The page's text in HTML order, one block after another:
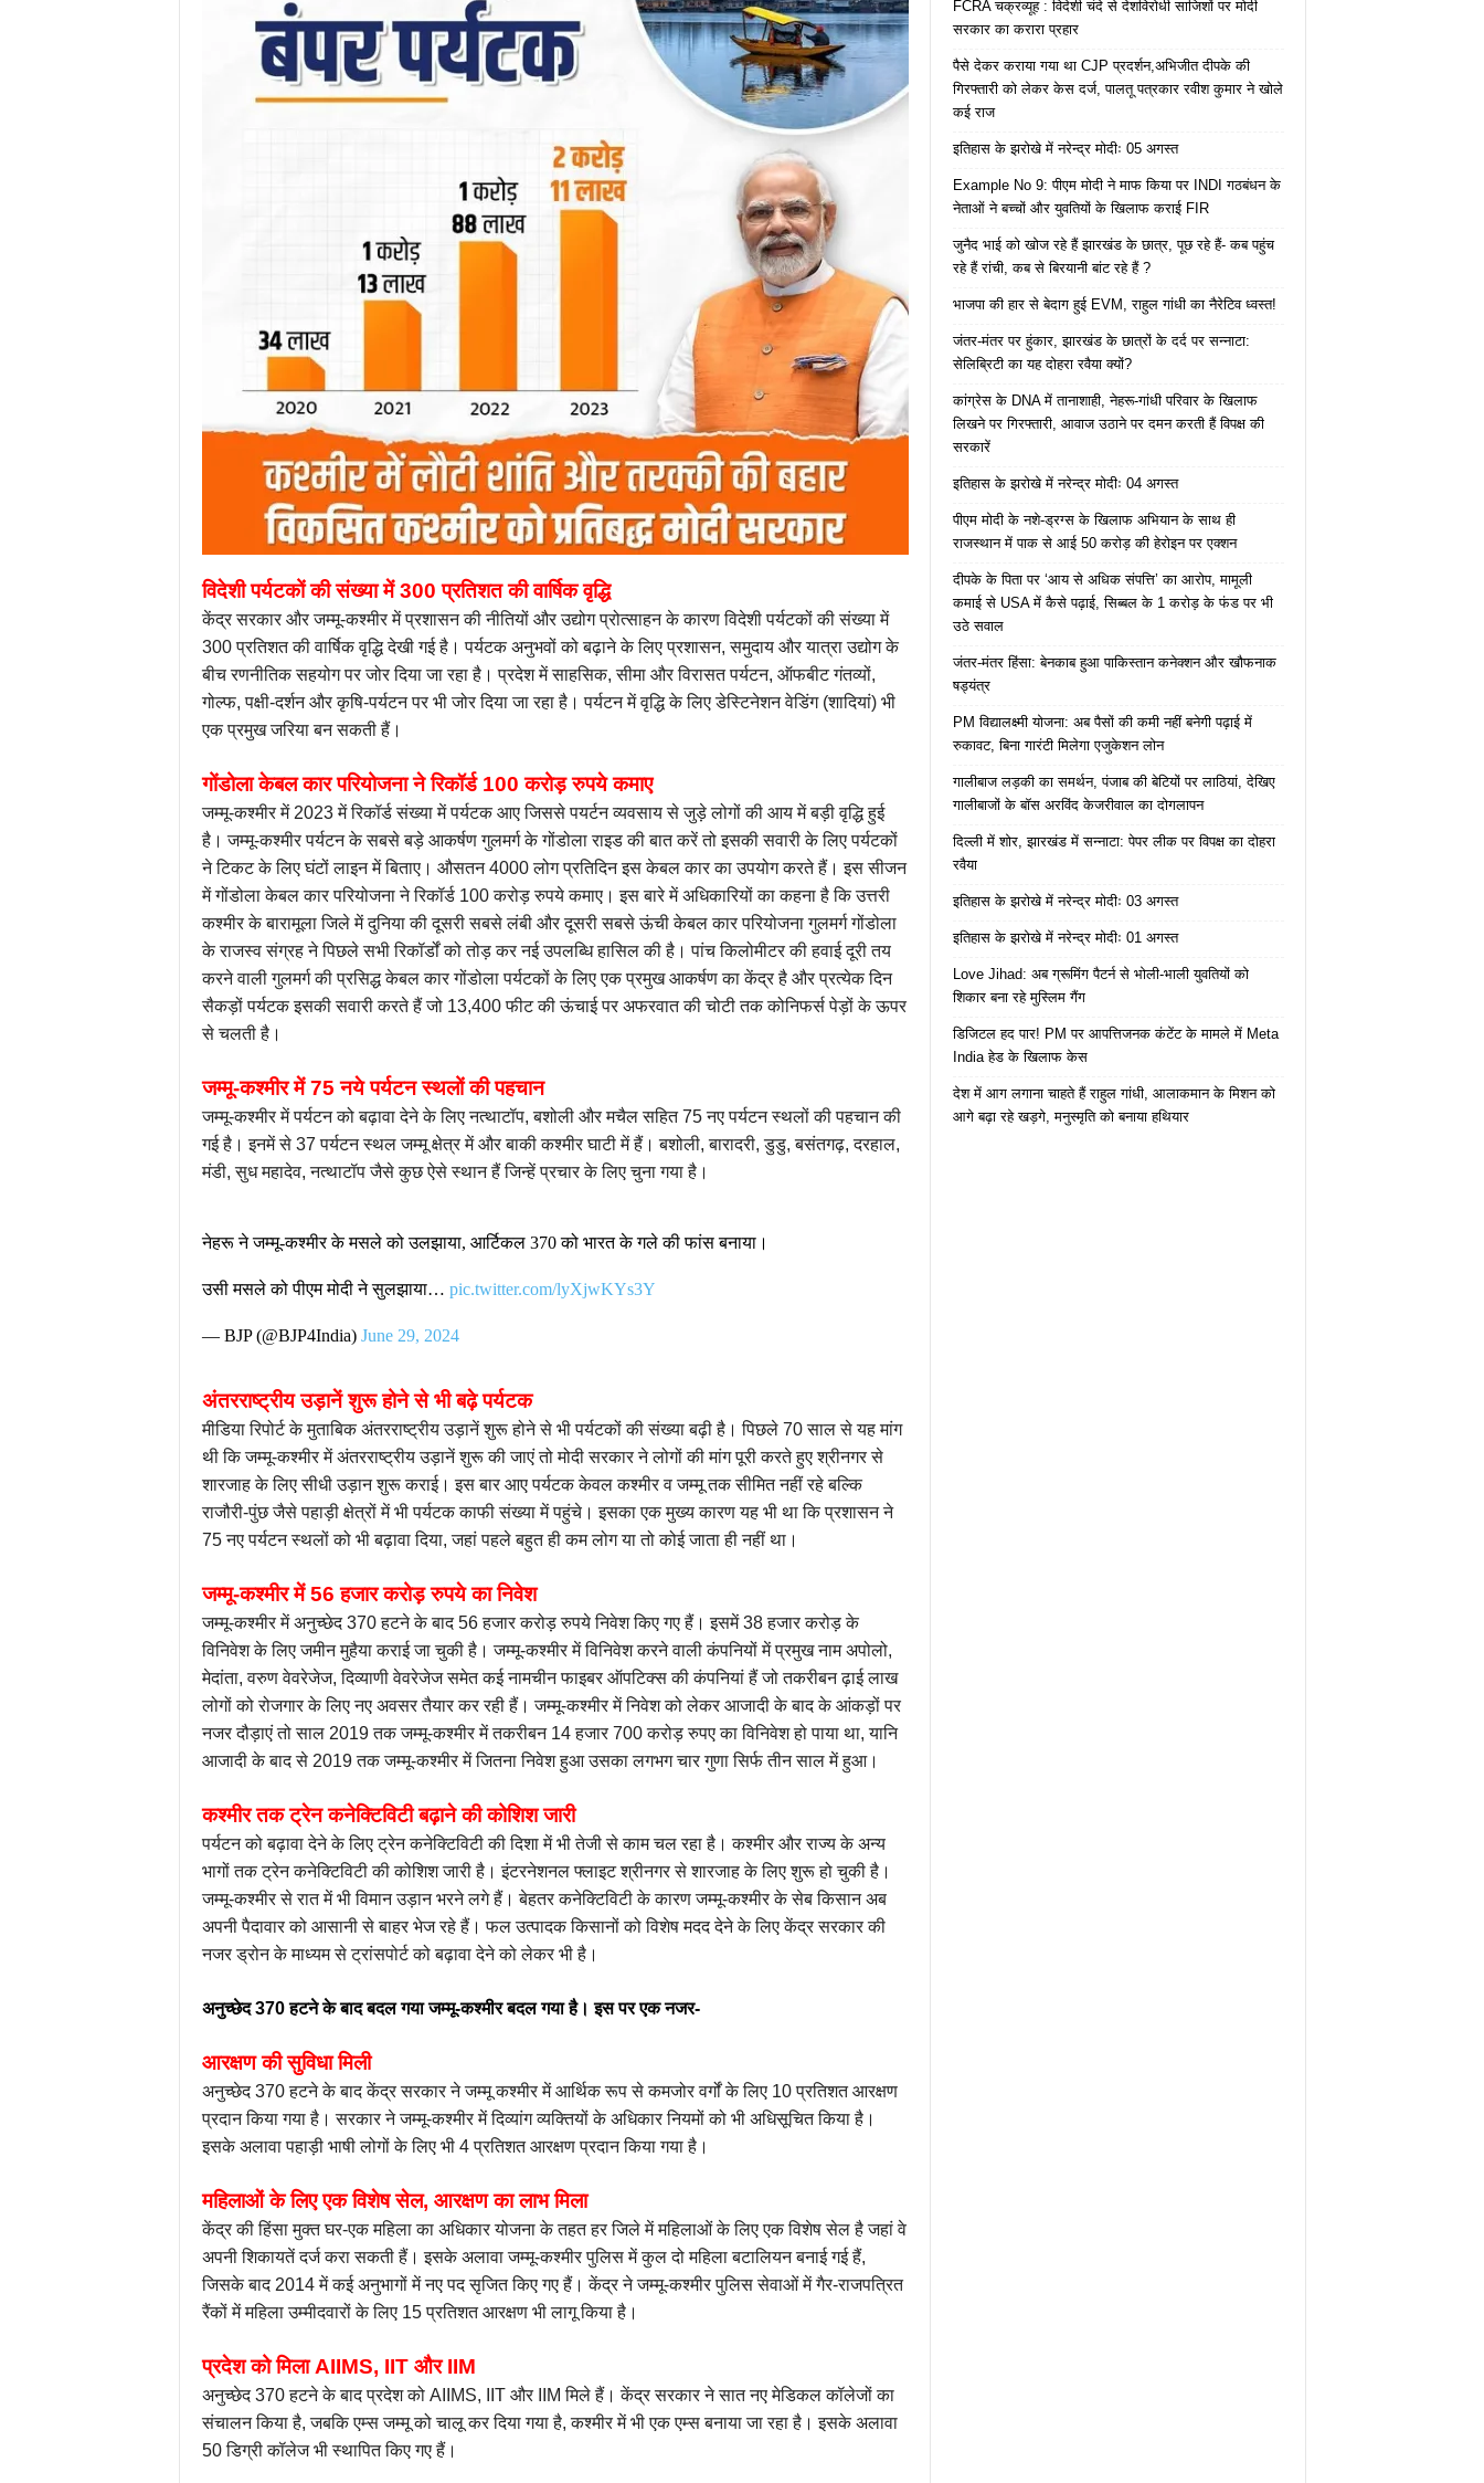
विदेशी पर्यटकों की संख्या में 300 प्रतिशत की वार्षिक वृद्धि
केंद्र सरकार और जम्मू-कश्मीर में प्रशासन की नीतियों और उद्योग प्रोत्साहन के कारण विदेशी पर्यटकों की संख्या में
300 प्रतिशत की वार्षिक वृद्धि देखी गई है। पर्यटक अनुभवों को बढ़ाने के लिए प्रशासन, समुदाय और यात्रा उद्योग के
बीच रणनीतिक सहयोग पर जोर दिया जा रहा है। प्रदेश में साहसिक, सीमा और विरासत पर्यटन, ऑफबीट गंतव्यों,
गोल्फ, पक्षी-दर्शन और कृषि-पर्यटन पर भी जोर दिया जा रहा है। पर्यटन में वृद्धि के लिए डेस्टिनेशन वेडिंग (शादियां) भी
एक प्रमुख जरिया बन सकती हैं।
गोंडोला केबल कार परियोजना ने रिकॉर्ड 100 करोड़ रुपये कमाए
जम्मू-कश्मीर में 2023 में रिकॉर्ड संख्या में पर्यटक आए जिससे पयर्टन व्यवसाय से जुड़े लोगों की आय में बड़ी वृद्धि हुई
है। जम्मू-कश्मीर पर्यटन के सबसे बड़े आकर्षण गुलमर्ग के गोंडोला राइड की बात करें तो इसकी सवारी के लिए पर्यटकों
ने टिकट के लिए घंटों लाइन में बिताए। औसतन 4000 लोग प्रतिदिन इस केबल कार का उपयोग करते हैं। इस सीजन
में गोंडोला केबल कार परियोजना ने रिकॉर्ड 100 करोड़ रुपये कमाए। इस बारे में अधिकारियों का कहना है कि उत्तरी
कश्मीर के बारामूला जिले में दुनिया की दूसरी सबसे लंबी और दूसरी सबसे ऊंची केबल कार परियोजना गुलमर्ग गोंडोला
के राजस्व संग्रह ने पिछले सभी रिकॉर्डों को तोड़ कर नई उपलब्धि हासिल की है। पांच किलोमीटर की हवाई दूरी तय
करने वाली गुलमर्ग की प्रसिद्ध केबल कार गोंडोला पर्यटकों के लिए एक प्रमुख आकर्षण का केंद्र है और प्रत्येक दिन
सैकड़ों पर्यटक इसकी सवारी करते हैं जो 13,400 फीट की ऊंचाई पर अफरवात की चोटी तक कोनिफर्स पेड़ों के ऊपर
से चलती है।
जम्मू-कश्मीर में 75 नये पर्यटन स्थलों की पहचान
जम्मू-कश्मीर में पर्यटन को बढ़ावा देने के लिए नत्थाटॉप, बशोली और मचैल सहित 75 नए पर्यटन स्थलों की पहचान की
गई है। इनमें से 37 पर्यटन स्थल जम्मू क्षेत्र में और बाकी कश्मीर घाटी में हैं। बशोली, बारादरी, डुडु, बसंतगढ़, दरहाल,
मंडी, सुध महादेव, नत्थाटॉप जैसे कुछ ऐसे स्थान हैं जिन्हें प्रचार के लिए चुना गया है।
नेहरू ने जम्मू-कश्मीर के मसले को उलझाया, आर्टिकल 370 को भारत के गले की फांस बनाया।
उसी मसले को पीएम मोदी ने सुलझाया… pic.twitter.com/lyXjwKYs3Y
— BJP (@BJP4India) June 29, 2024
अंतरराष्ट्रीय उड़ानें शुरू होने से भी बढ़े पर्यटक
मीडिया रिपोर्ट के मुताबिक अंतरराष्ट्रीय उड़ानें शुरू होने से भी पर्यटकों की संख्या बढ़ी है। पिछले 70 साल से यह मांग
थी कि जम्मू-कश्मीर में अंतरराष्ट्रीय उड़ानें शुरू की जाएं तो मोदी सरकार ने लोगों की मांग पूरी करते हुए श्रीनगर से
शारजाह के लिए सीधी उड़ान शुरू कराई। इस बार आए पर्यटक केवल कश्मीर व जम्मू तक सीमित नहीं रहे बल्कि
राजौरी-पुंछ जैसे पहाड़ी क्षेत्रों में भी पर्यटक काफी संख्या में पहुंचे। इसका एक मुख्य कारण यह भी था कि प्रशासन ने
75 नए पर्यटन स्थलों को भी बढ़ावा दिया, जहां पहले बहुत ही कम लोग या तो कोई जाता ही नहीं था।
जम्मू-कश्मीर में 56 हजार करोड़ रुपये का निवेश
जम्मू-कश्मीर में अनुच्छेद 370 हटने के बाद 56 हजार करोड़ रुपये निवेश किए गए हैं। इसमें 38 हजार करोड़ के
विनिवेश के लिए जमीन मुहैया कराई जा चुकी है। जम्मू-कश्मीर में विनिवेश करने वाली कंपनियों में प्रमुख नाम अपोलो,
मेदांता, वरुण वेवरेजेज, दिव्याणी वेवरेजेज समेत कई नामचीन फाइबर ऑपटिक्स की कंपनियां हैं जो तकरीबन ढ़ाई लाख
लोगों को रोजगार के लिए नए अवसर तैयार कर रही हैं। जम्मू-कश्मीर में निवेश को लेकर आजादी के बाद के आंकड़ों पर
नजर दौड़ाएं तो साल 2019 तक जम्मू-कश्मीर में तकरीबन 14 हजार 700 करोड़ रुपए का विनिवेश हो पाया था, यानि
आजादी के बाद से 2019 तक जम्मू-कश्मीर में जितना निवेश हुआ उसका लगभग चार गुणा सिर्फ तीन साल में हुआ।
कश्मीर तक ट्रेन कनेक्टिविटी बढ़ाने की कोशिश जारी
पर्यटन को बढ़ावा देने के लिए ट्रेन कनेक्टिविटी की दिशा में भी तेजी से काम चल रहा है। कश्मीर और राज्य के अन्य
भागों तक ट्रेन कनेक्टिविटी की कोशिश जारी है। इंटरनेशनल फ्लाइट श्रीनगर से शारजाह के लिए शुरू हो चुकी है।
जम्मू-कश्मीर से रात में भी विमान उड़ान भरने लगे हैं। बेहतर कनेक्टिविटी के कारण जम्मू-कश्मीर के सेब किसान अब
अपनी पैदावार को आसानी से बाहर भेज रहे हैं। फल उत्पादक किसानों को विशेष मदद देने के लिए केंद्र सरकार की
नजर ड्रोन के माध्यम से ट्रांसपोर्ट को बढ़ावा देने को लेकर भी है।
अनुच्छेद 370 हटने के बाद बदल गया जम्मू-कश्मीर बदल गया है। इस पर एक नजर-
आरक्षण की सुविधा मिली
अनुच्छेद 370 हटने के बाद केंद्र सरकार ने जम्मू कश्मीर में आर्थिक रूप से कमजोर वर्गों के लिए 10 प्रतिशत आरक्षण
प्रदान किया गया है। सरकार ने जम्मू-कश्मीर में दिव्यांग व्यक्तियों के अधिकार नियमों को भी अधिसूचित किया है।
इसके अलावा पहाड़ी भाषी लोगों के लिए भी 4 प्रतिशत आरक्षण प्रदान किया गया है।
महिलाओं के लिए एक विशेष सेल, आरक्षण का लाभ मिला
केंद्र की हिंसा मुक्त घर-एक महिला का अधिकार योजना के तहत हर जिले में महिलाओं के लिए एक विशेष सेल है जहां वे
अपनी शिकायतें दर्ज करा सकती हैं। इसके अलावा जम्मू-कश्मीर पुलिस में कुल दो महिला बटालियन बनाई गई हैं,
जिसके बाद 2014 में कई अनुभागों में नए पद सृजित किए गए हैं। केंद्र ने जम्मू-कश्मीर पुलिस सेवाओं में गैर-राजपत्रित
रैंकों में महिला उम्मीदवारों के लिए 15 प्रतिशत आरक्षण भी लागू किया है।
प्रदेश को मिला AIIMS, IIT और IIM
अनुच्छेद 370 हटने के बाद प्रदेश को AIIMS, IIT और IIM मिले हैं। केंद्र सरकार ने सात नए मेडिकल कॉलेजों का
संचालन किया है, जबकि एम्स जम्मू को चालू कर दिया गया है, कश्मीर में भी एक एम्स बनाया जा रहा है। इसके अलावा
50 डिग्री कॉलेज भी स्थापित किए गए हैं।
FCRA चक्रव्यूह : विदेशी चंदे से देशविरोधी साजिशों पर मोदी
सरकार का करारा प्रहार
पैसे देकर कराया गया था CJP प्रदर्शन,अभिजीत दीपके की
गिरफ्तारी को लेकर केस दर्ज, पालतू पत्रकार रवीश कुमार ने खोले
कई राज
इतिहास के झरोखे में नरेन्द्र मोदीः 05 अगस्त
Example No 9: पीएम मोदी ने माफ किया पर INDI गठबंधन के
नेताओं ने बच्चों और युवतियों के खिलाफ कराई FIR
जुनैद भाई को खोज रहे हैं झारखंड के छात्र, पूछ रहे हैं- कब पहुंच
रहे हैं रांची, कब से बिरयानी बांट रहे हैं ?
भाजपा की हार से बेदाग हुई EVM, राहुल गांधी का नैरेटिव ध्वस्त!
जंतर-मंतर पर हुंकार, झारखंड के छात्रों के दर्द पर सन्नाटा:
सेलिब्रिटी का यह दोहरा रवैया क्यों?
कांग्रेस के DNA में तानाशाही, नेहरू-गांधी परिवार के खिलाफ
लिखने पर गिरफ्तारी, आवाज उठाने पर दमन करती हैं विपक्ष की
सरकारें
इतिहास के झरोखे में नरेन्द्र मोदीः 04 अगस्त
पीएम मोदी के नशे-ड्रग्स के खिलाफ अभियान के साथ ही
राजस्थान में पाक से आई 50 करोड़ की हेरोइन पर एक्शन
दीपके के पिता पर ‘आय से अधिक संपत्ति’ का आरोप, मामूली
कमाई से USA में कैसे पढ़ाई, सिब्बल के 1 करोड़ के फंड पर भी
उठे सवाल
जंतर-मंतर हिंसा: बेनकाब हुआ पाकिस्तान कनेक्शन और खौफनाक
षड्यंत्र
PM विद्यालक्ष्मी योजना: अब पैसों की कमी नहीं बनेगी पढ़ाई में
रुकावट, बिना गारंटी मिलेगा एजुकेशन लोन
गालीबाज लड़की का समर्थन, पंजाब की बेटियों पर लाठियां, देखिए
गालीबाजों के बॉस अरविंद केजरीवाल का दोगलापन
दिल्ली में शोर, झारखंड में सन्नाटा: पेपर लीक पर विपक्ष का दोहरा
रवैया
इतिहास के झरोखे में नरेन्द्र मोदीः 03 अगस्त
इतिहास के झरोखे में नरेन्द्र मोदीः 01 अगस्त
Love Jihad: अब ग्रूमिंग पैटर्न से भोली-भाली युवतियों को
शिकार बना रहे मुस्लिम गैंग
डिजिटल हद पार! PM पर आपत्तिजनक कंटेंट के मामले में Meta
India हेड के खिलाफ केस
देश में आग लगाना चाहते हैं राहुल गांधी, आलाकमान के मिशन को
आगे बढ़ा रहे खड़गे, मनुस्मृति को बनाया हथियार